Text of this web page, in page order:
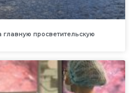
просветительскую